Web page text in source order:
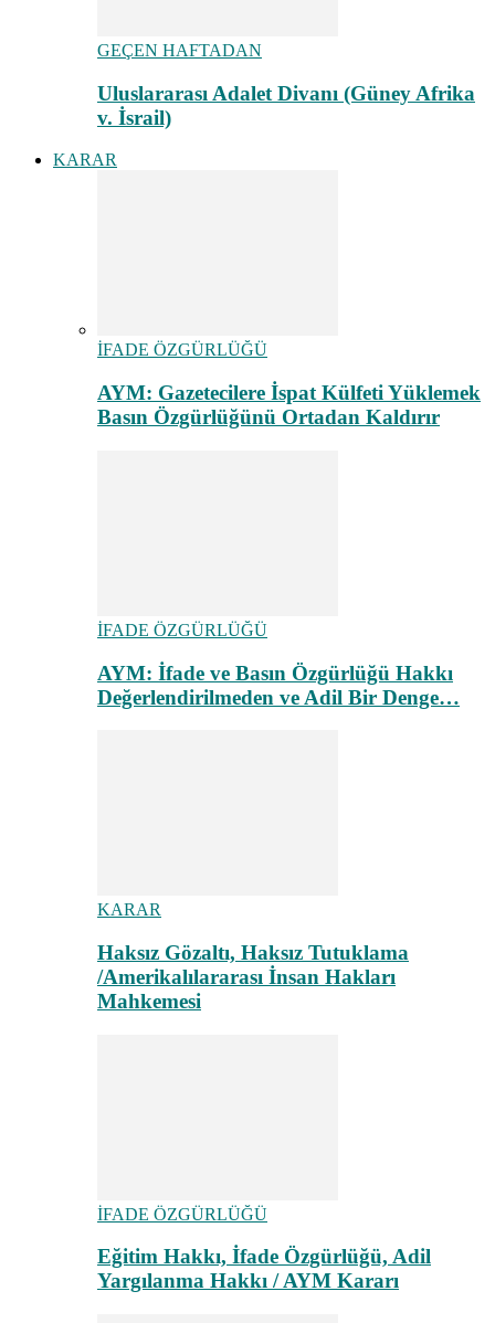
GEÇEN HAFTADAN
Uluslararası Adalet Divanı (Güney Afrika
v. İsrail)
KARAR
İFADE ÖZGÜRLÜĞÜ
AYM: Gazetecilere İspat Külfeti Yüklemek
Basın Özgürlüğünü Ortadan Kaldırır
İFADE ÖZGÜRLÜĞÜ
AYM: İfade ve Basın Özgürlüğü Hakkı
Değerlendirilmeden ve Adil Bir Denge…
KARAR
Haksız Gözaltı, Haksız Tutuklama
/Amerikalılararası İnsan Hakları
Mahkemesi
İFADE ÖZGÜRLÜĞÜ
Eğitim Hakkı, İfade Özgürlüğü, Adil
Yargılanma Hakkı / AYM Kararı